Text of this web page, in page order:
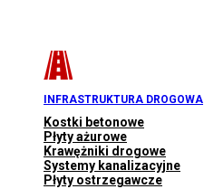
INFRASTRUKTURA DROGOWA
Kostki betonowe
Płyty ażurowe
Krawężniki drogowe
Systemy kanalizacyjne
Płyty ostrzegawcze